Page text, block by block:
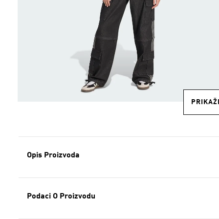
Opis Proizvoda
Podaci O Proizvodu